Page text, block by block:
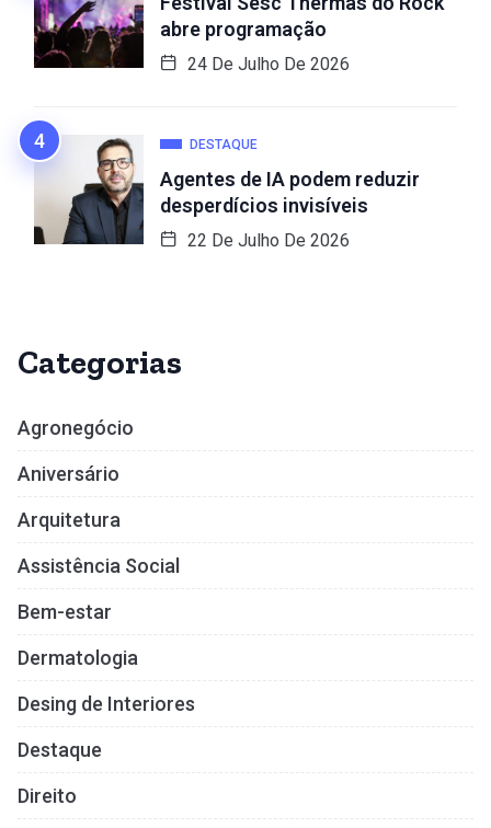
abre programação
24 De Julho De 2026
DESTAQUE
Agentes de IA podem reduzir
desperdícios invisíveis
22 De Julho De 2026
Categorias
Agronegócio
Aniversário
Arquitetura
Assistência Social
Bem-estar
Dermatologia
Desing de Interiores
Destaque
Direito